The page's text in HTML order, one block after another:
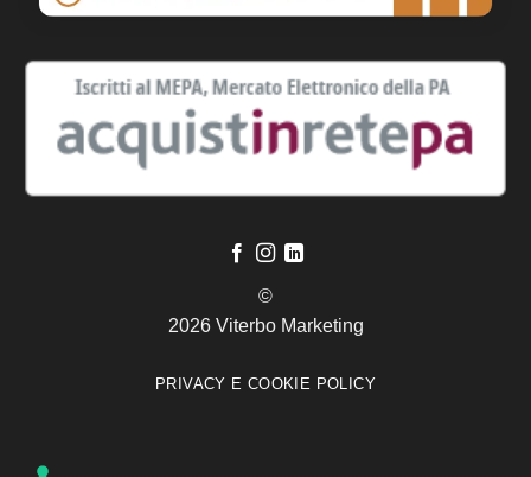
©
2026 Viterbo Marketing
PRIVACY E COOKIE POLICY